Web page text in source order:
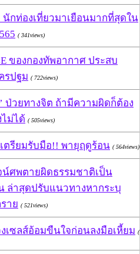
กท่องเที่ยวมาเยือนมากที่สุดใน
( 341views)
ของกองทัพอากาศ ประสบ
รปฐม ( 722views)
ป่วยทางจิต ถ้ามีความผิดก็ต้อง
ม่ได้ ( 505views)
ตรียมรับมือ!! พายุฤดูร้อน ( 564views)
น์ศพตายผิดธรรมชาติเป็น
ล่าสุดปรับแนวทางหากระบุ
าย ( 521views)
เซลส์อ้อมขืนใจก่อนลงมือเหี้ยม (